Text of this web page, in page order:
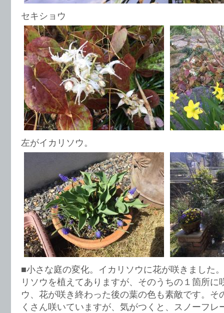
セキショウ
左がイカリソウ。
■小さな庭の変化。イカリソウに花が咲きました
リソウを植えてありますが、そのうちの１箇所に
ウ、花が咲き終わった後の葉の色も素敵です。そ
くさん咲いていますが、気がつくと、スノーフレ